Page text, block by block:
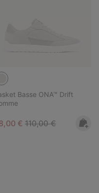
Basse ONA™ Drift
price:
€ Regular price:
110,00 €